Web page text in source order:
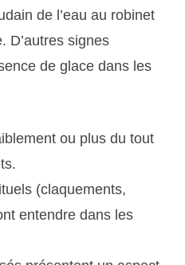
de l’eau au robinet
D’autres signes
de glace dans les
ou plus du tout
(claquements,
entendre dans les